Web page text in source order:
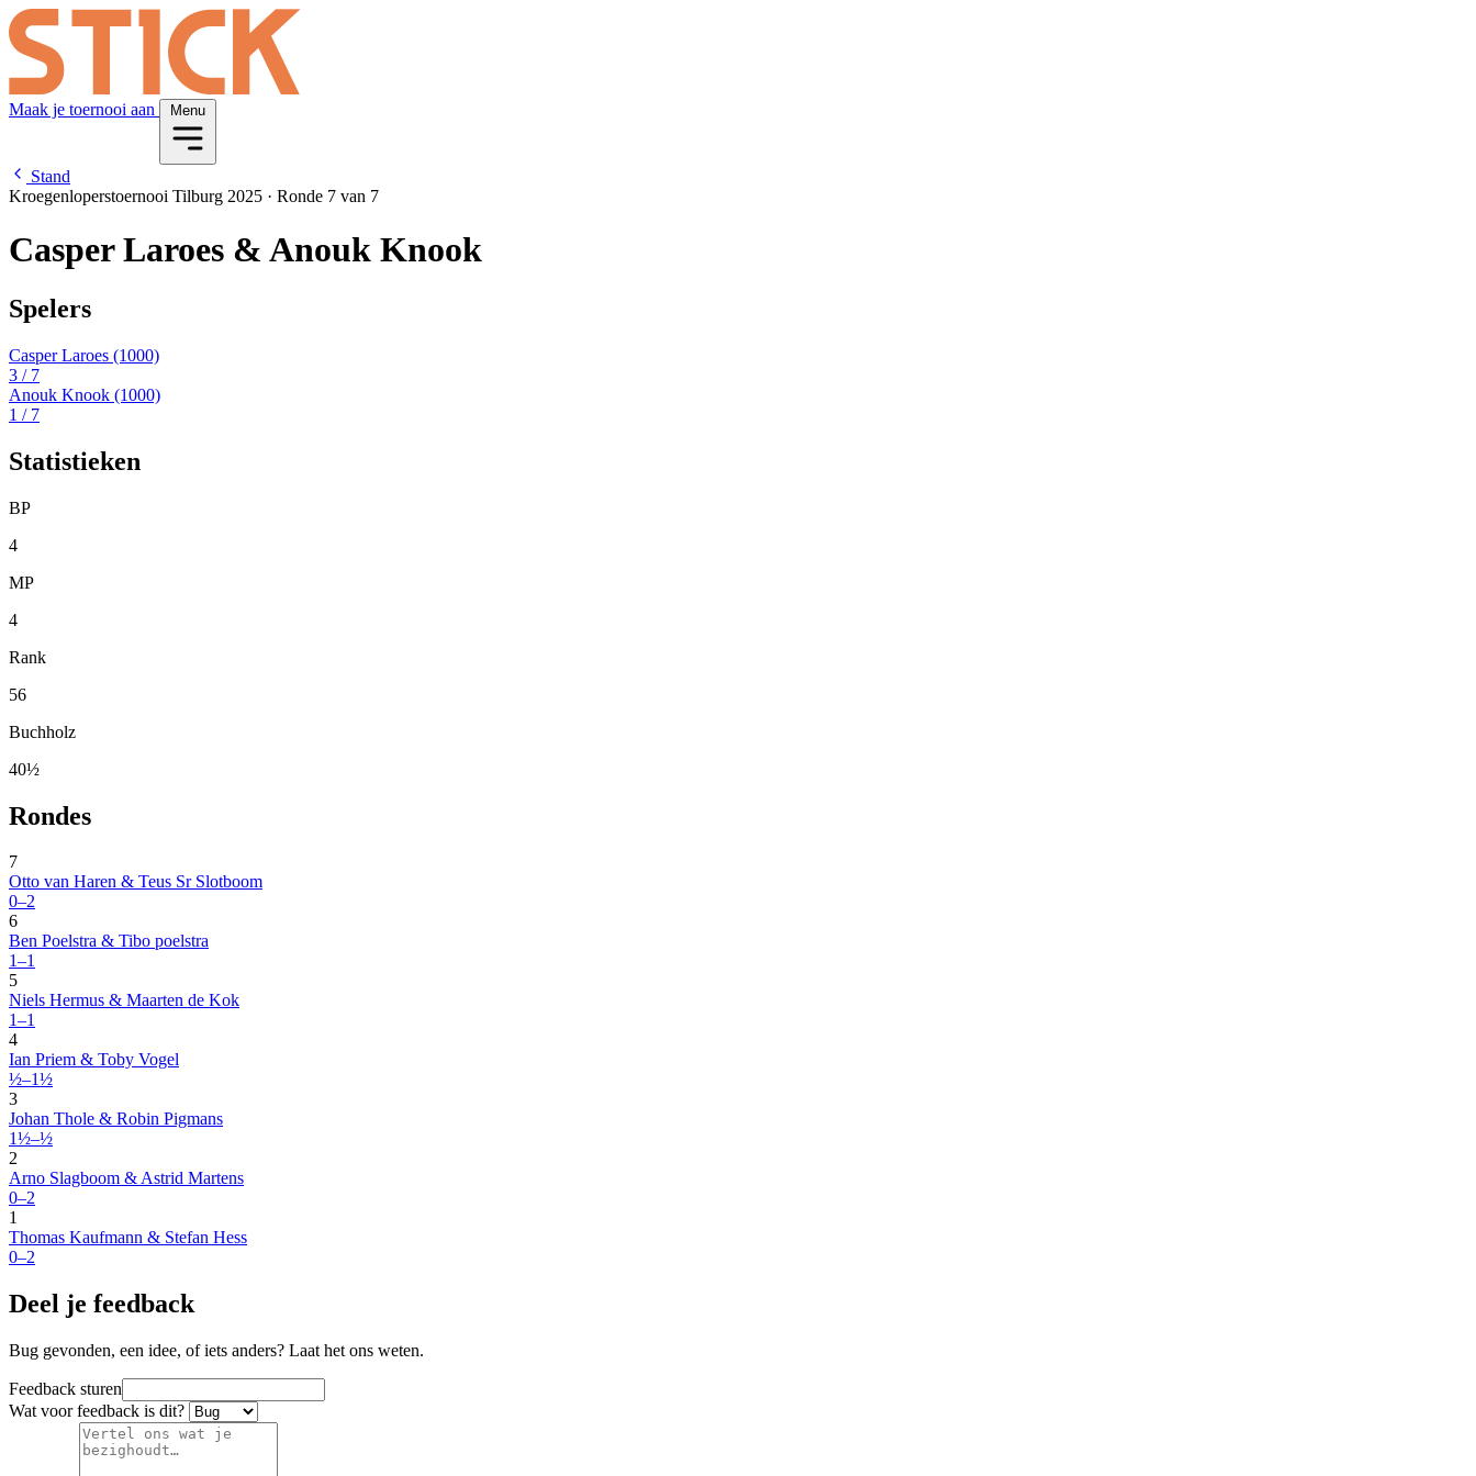
Maak je toernooi aan Menu
Stand
Kroegenloperstoernooi Tilburg 2025 · Ronde 7 van 7
Casper Laroes & Anouk Knook
Spelers
Casper Laroes (1000)
3 / 7
Anouk Knook (1000)
1 / 7
Statistieken
BP
4
MP
4
Rank
56
Buchholz
40½
Rondes
7
Otto van Haren & Teus Sr Slotboom
0–2
6
Ben Poelstra & Tibo poelstra
1–1
5
Niels Hermus & Maarten de Kok
1–1
4
Ian Priem & Toby Vogel
½–1½
3
Johan Thole & Robin Pigmans
1½–½
2
Arno Slagboom & Astrid Martens
0–2
1
Thomas Kaufmann & Stefan Hess
0–2
Deel je feedback
Bug gevonden, een idee, of iets anders? Laat het ons weten.
Feedback sturen
Wat voor feedback is dit?